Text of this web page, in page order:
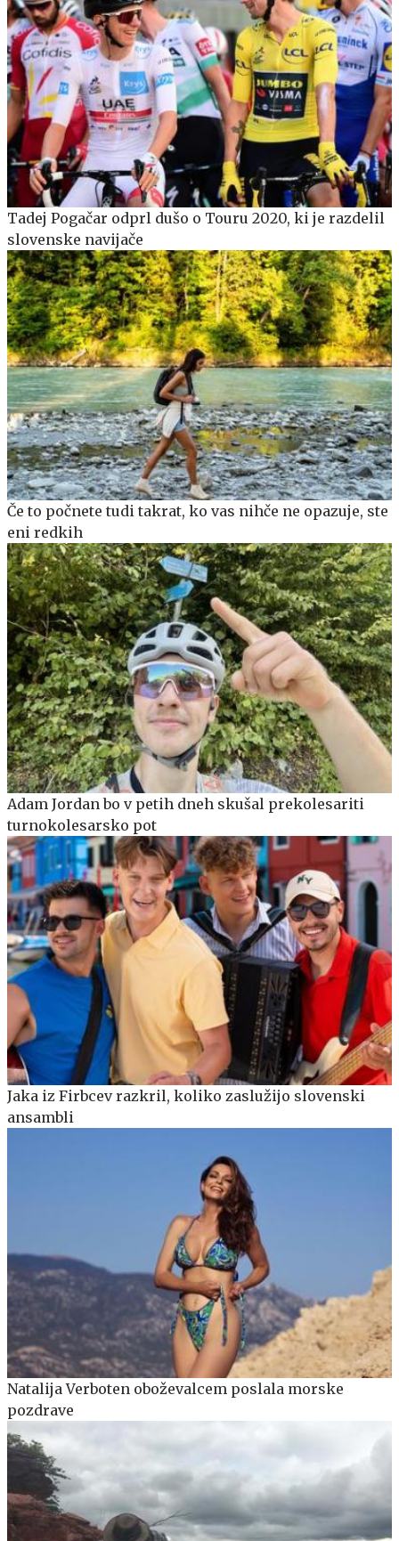
Tadej Pogačar odprl dušo o Touru 2020, ki je razdelil
slovenske navijače
Če to počnete tudi takrat, ko vas nihče ne opazuje, ste
eni redkih
Adam Jordan bo v petih dneh skušal prekolesariti
turnokolesarsko pot
Jaka iz Firbcev razkril, koliko zaslužijo slovenski
ansambli
Natalija Verboten oboževalcem poslala morske
pozdrave